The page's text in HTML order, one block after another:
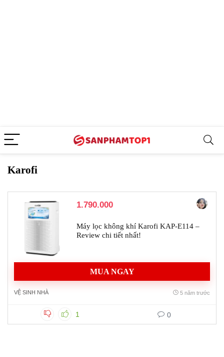
Karofi
1.790.000
Máy lọc không khí Karofi KAP-E114 –
Review chi tiết nhất!
MUA NGAY
VỆ SINH NHÀ 5 năm trước
1 0